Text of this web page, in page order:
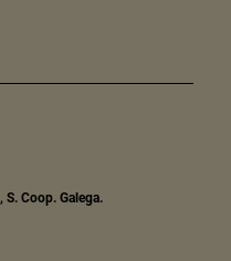
Coop. Galega.